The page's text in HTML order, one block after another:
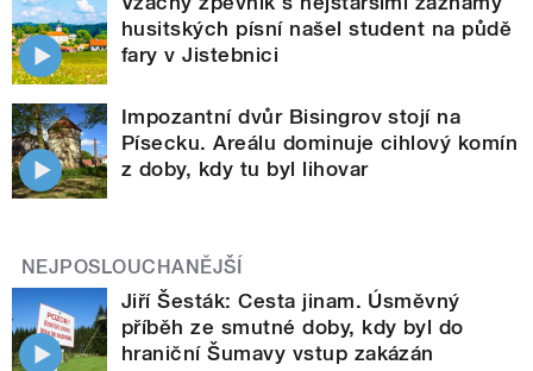
husitských písní našel student na půdě
fary v Jistebnici
Impozantní dvůr Bisingrov stojí na
Písecku. Areálu dominuje cihlový komín
z doby, kdy tu byl lihovar
NEJPOSLOUCHANĚJŠÍ
Jiří Šesták: Cesta jinam. Úsměvný
příběh ze smutné doby, kdy byl do
hraniční Šumavy vstup zakázán